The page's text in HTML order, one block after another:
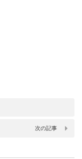
次の記事